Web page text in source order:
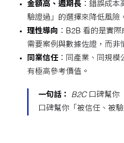
金額高、週期長 ：錯誤成
驗證過」的選擇來降低風險
理性導向 ：B2B 看的是實
需要案例與數據佐證，而非
同業信任：同產業、同規模
有極高參考價值。
一句話：
B2C 口碑幫你
口碑幫你「被信任、被驗